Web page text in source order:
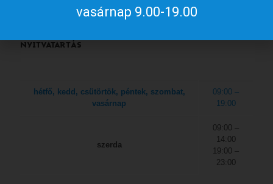
NYITVATARTÁS
hétfő, kedd, csütörtök, péntek, szombat,
vasárnap
09:00 –
19:00
szerda
09:00 –
14:00
19:00 –
23:00
vasárnap 9.00-19.00